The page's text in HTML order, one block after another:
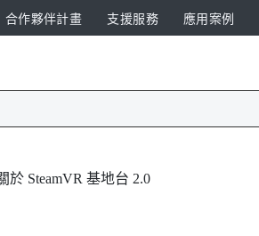
合作夥伴計畫 支援服務 應用案例
於 SteamVR 基地台 2.0